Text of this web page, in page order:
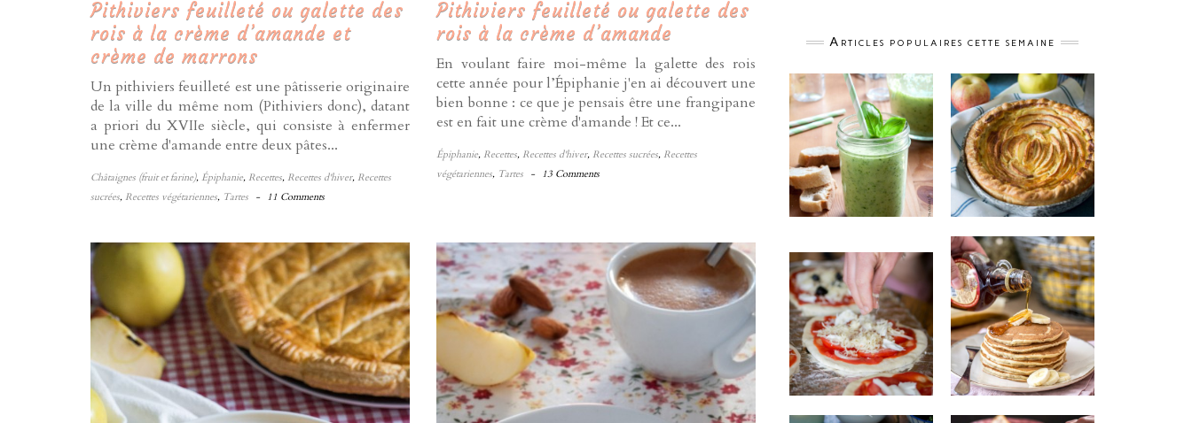
Pithiviers feuilleté ou galette des
rois à la crème d’amande et
crème de marrons
Un pithiviers feuilleté est une pâtisserie originaire
de la ville du même nom (Pithiviers donc), datant
a priori du XVIIe siècle, qui consiste à enfermer
une crème d'amande entre deux pâtes...
Châtaignes (fruit et farine), Épiphanie, Recettes, Recettes d'hiver, Recettes
sucrées, Recettes végétariennes, Tartes - 11 Comments
Pithiviers feuilleté ou galette des
rois à la crème d’amande
En voulant faire moi-même la galette des rois
cette année pour l’Épiphanie j'en ai découvert une
bien bonne : ce que je pensais être une frangipane
est en fait une crème d'amande ! Et ce...
Épiphanie, Recettes, Recettes d'hiver, Recettes sucrées, Recettes
végétariennes, Tartes - 13 Comments
Articles populaires cette semaine